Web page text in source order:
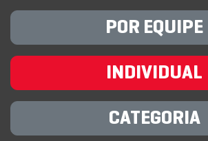
POR EQUIPE
INDIVIDUAL
CATEGORIA